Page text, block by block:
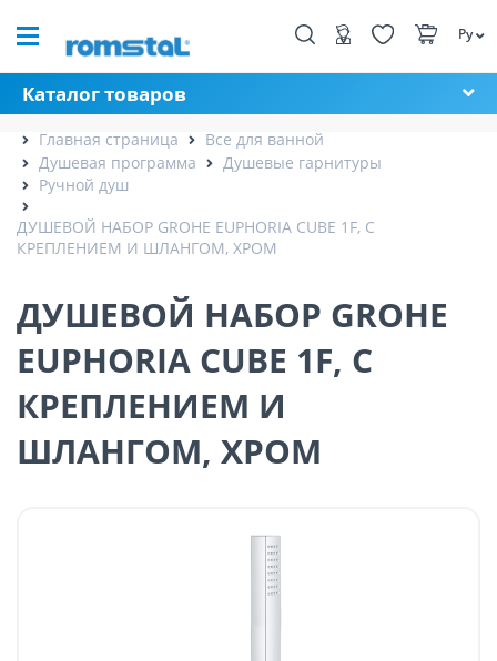
Ру
Каталог товаров
Главная страница
Все для ванной
Душевая программа
Душевые гарнитуры
Ручной душ
ДУШЕВОЙ НАБОР GROHE EUPHORIA CUBE 1F, С
КРЕПЛЕНИЕМ И ШЛАНГОМ, ХРОМ
ДУШЕВОЙ НАБОР GROHE
EUPHORIA CUBE 1F, С
КРЕПЛЕНИЕМ И
ШЛАНГОМ, ХРОМ